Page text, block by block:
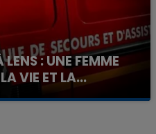
: UNE FEMME
VIE ET LA...
par le feu après avoir